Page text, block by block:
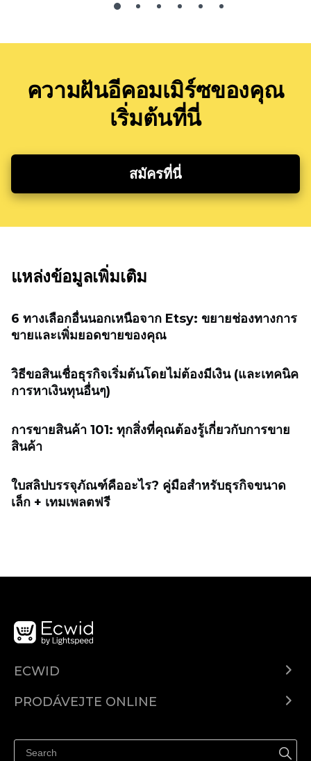
ความฝันอีคอมเมิร์ซของคุณ
เริ่มต้นที่นี่
สมัครที่นี่
แหล่งข้อมูลเพิ่มเติม
6 ทางเลือกอื่นนอกเหนือจาก Etsy: ขยายช่องทางการ
ขายและเพิ่มยอดขายของคุณ
วิธีขอสินเชื่อธุรกิจเริ่มต้นโดยไม่ต้องมีเงิน (และเทคนิค
การหาเงินทุนอื่นๆ)
การขายสินค้า 101: ทุกสิ่งที่คุณต้องรู้เกี่ยวกับการขาย
สินค้า
ใบสลิปบรรจุภัณฑ์คืออะไร? คู่มือสำหรับธุรกิจขนาด
เล็ก + เทมเพลตฟรี
ECWID
Ceny
PRODÁVEJTE ONLINE
Prodávejte na Facebooku